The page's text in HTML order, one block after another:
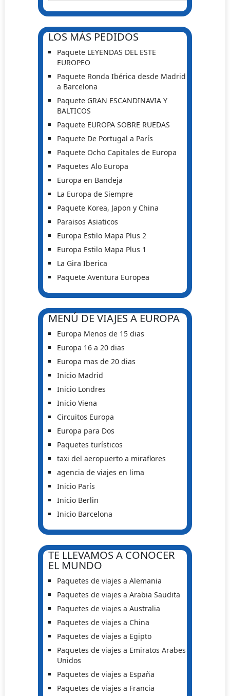
LOS MÁS PEDIDOS
Paquete LEYENDAS DEL ESTE
EUROPEO
Paquete Ronda Ibérica desde Madrid
a Barcelona
Paquete GRAN ESCANDINAVIA Y
BALTICOS
Paquete EUROPA SOBRE RUEDAS
Paquete De Portugal a París
Paquete Ocho Capitales de Europa
Paquetes Alo Europa
Europa en Bandeja
La Europa de Siempre
Paquete Korea, Japon y China
Paraisos Asiaticos
Europa Estilo Mapa Plus 2
Europa Estilo Mapa Plus 1
La Gira Iberica
Paquete Aventura Europea
MENÚ DE VIAJES A EUROPA
Europa Menos de 15 dias
Europa 16 a 20 dias
Europa mas de 20 dias
Inicio Madrid
Inicio Londres
Inicio Viena
Circuitos Europa
Europa para Dos
Paquetes turísticos
taxi del aeropuerto a miraflores
agencia de viajes en lima
Inicio París
Inicio Berlin
Inicio Barcelona
TE LLEVAMOS A CONOCER
EL MUNDO
Paquetes de viajes a Alemania
Paquetes de viajes a Arabia Saudita
Paquetes de viajes a Australia
Paquetes de viajes a China
Paquetes de viajes a Egipto
Paquetes de viajes a Emiratos Arabes
Unidos
Paquetes de viajes a España
Paquetes de viajes a Francia